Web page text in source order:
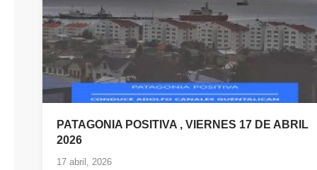
PATAGONIA POSITIVA , VIERNES 17 DE ABRIL
2026
17 abril, 2026